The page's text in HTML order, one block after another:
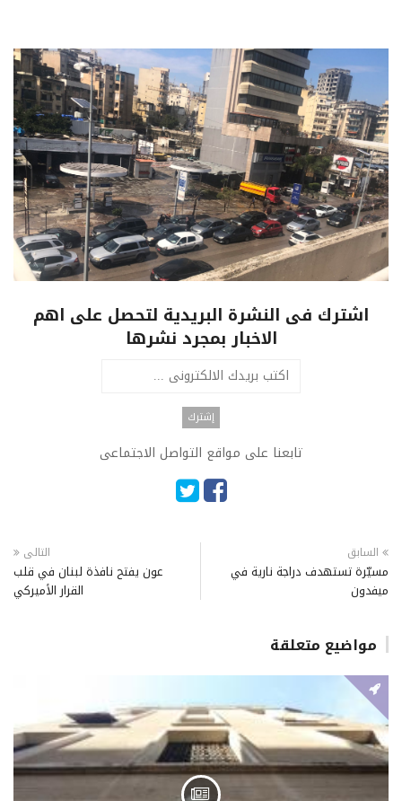
اشترك فى النشرة البريدية لتحصل على اهم
الاخبار بمجرد نشرها
تابعنا على مواقع التواصل الاجتماعى
السابق
مسيّرة تستهدف دراجة نارية في
ميفدون
التالى
عون يفتح نافذة لبنان في قلب
القرار الأميركي
مواضيع متعلقة